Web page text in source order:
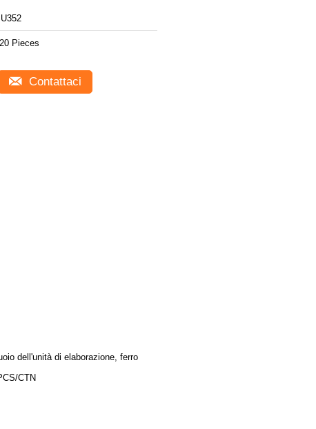
Pieces
Contattaci
dell'unità di elaborazione, ferro
CTN